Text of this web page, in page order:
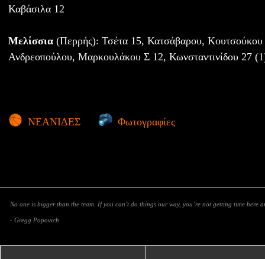
Καβάσιλα 12
Μελίσσια (Περρής): Τσέτα 15, Κατσάβαρου,
Ανδρεοπούλου, Μαρκουλάκου Σ 12, Κωνσταντινίδου 27
ΝΕΑΝΙΔΕΣ Φωτογραφίες
No one is bigger than the team. If you can’t do things our way, you’re not getting time here
- Gregg Popovich